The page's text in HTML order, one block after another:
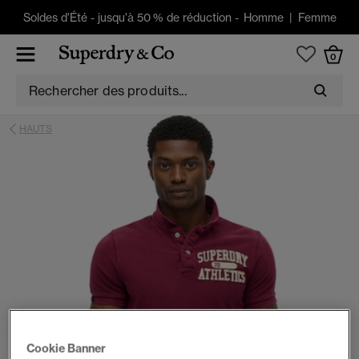
Soldes d'Été -jusqu'à 50 % de réduction - Homme| Femme
0
HAUTS
Cookie Banner